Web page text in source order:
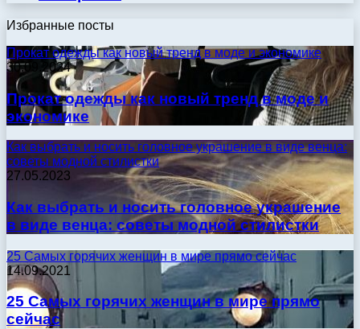
Избранные посты
Прокат одежды как новый тренд в моде и экономике
30.09.2024
Прокат одежды как новый тренд в моде и
экономике
Как выбрать и носить головное украшение в виде венца:
советы модной стилистки
27.05.2023
Как выбрать и носить головное украшение
в виде венца: советы модной стилистки
25 Самых горячих женщин в мире прямо сейчас
14.09.2021
25 Самых горячих женщин в мире прямо
сейчас